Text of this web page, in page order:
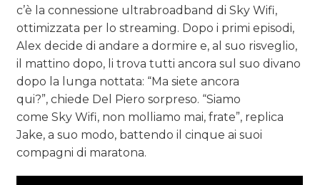
c’è la connessione ultrabroadband di Sky Wifi,
ottimizzata per lo streaming. Dopo i primi episodi,
Alex decide di andare a dormire e, al suo risveglio,
il mattino dopo, li trova tutti ancora sul suo divano
dopo la lunga nottata: “Ma siete ancora
qui?”, chiede Del Piero sorpreso. “Siamo
come Sky Wifi, non molliamo mai, frate”, replica
Jake, a suo modo, battendo il cinque ai suoi
compagni di maratona.